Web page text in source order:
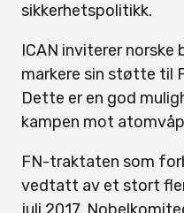
sikkerhetspolitikk.
ICAN inviterer norske
markere sin støtte til
Dette er en god
kampen mot
FN-traktaten som
vedtatt av et stort